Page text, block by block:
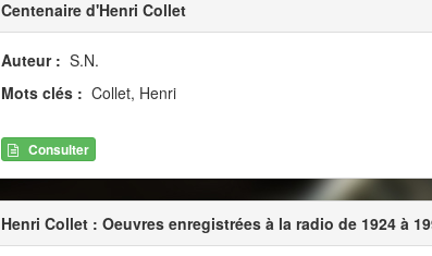
Centenaire d'Henri Collet
Auteur : S.N.
Mots clés : Collet, Henri
Consulter
Henri Collet : Oeuvres enregistrées à la radio de 1924 à